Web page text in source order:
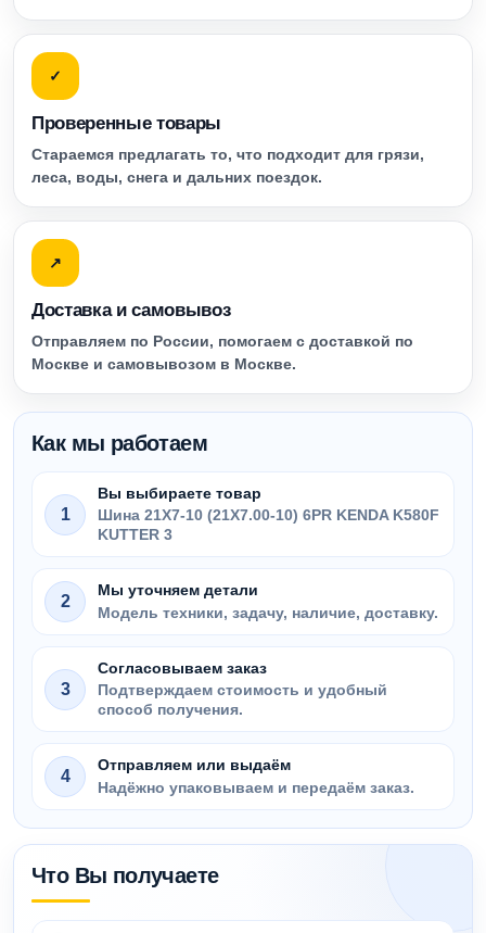
✓
Проверенные товары
Стараемся предлагать то, что подходит для грязи,
леса, воды, снега и дальних поездок.
↗
Доставка и самовывоз
Отправляем по России, помогаем с доставкой по
Москве и самовывозом в Москве.
Как мы работаем
1
Вы выбираете товар
Шина 21X7-10 (21X7.00-10) 6PR KENDA K580F
KUTTER 3
2
Мы уточняем детали
Модель техники, задачу, наличие, доставку.
3
Согласовываем заказ
Подтверждаем стоимость и удобный
способ получения.
4
Отправляем или выдаём
Надёжно упаковываем и передаём заказ.
Что Вы получаете